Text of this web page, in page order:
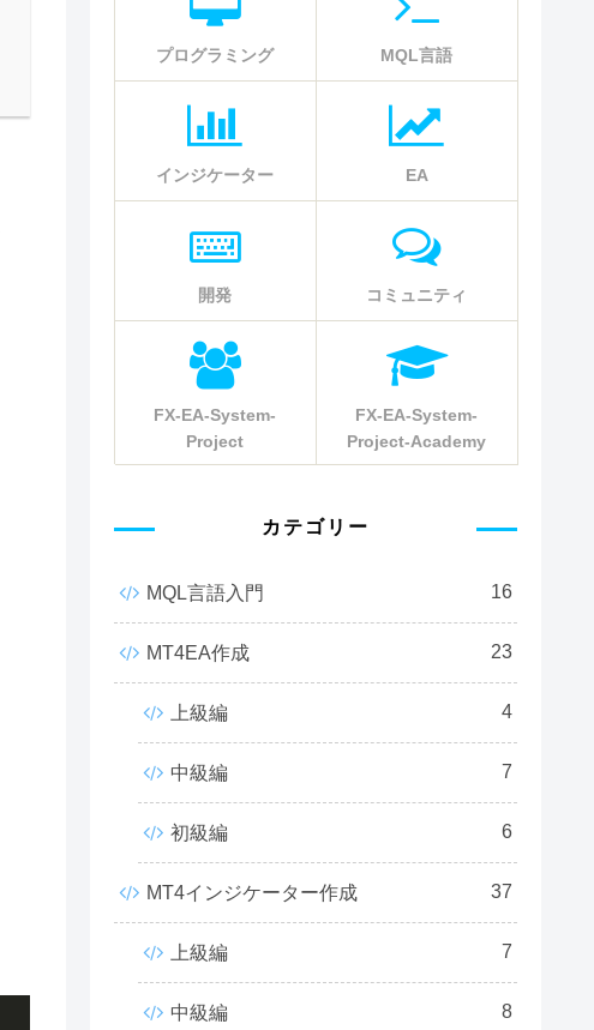
プログラミング MQL言語
インジケーター EA
開発 コミュニティ
FX-EA-System-
Project
FX-EA-System-
Project-Academy
カテゴリー
MQL言語入門 16
MT4EA作成 23
上級編 4
中級編 7
初級編 6
MT4インジケーター作成 37
上級編 7
中級編 8